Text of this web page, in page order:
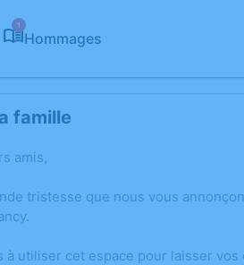
1
Hommages
famille
amis,
tristesse que nous vous
à utiliser cet espace pour laisser